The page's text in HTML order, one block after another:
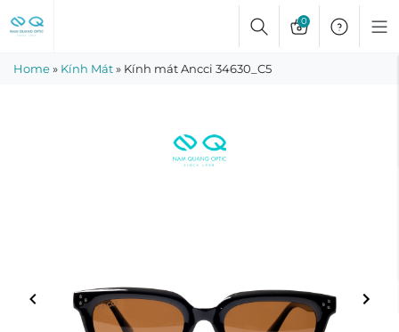
to
0
Home» Kính Mát» Kính mát Ancci 34630_C5